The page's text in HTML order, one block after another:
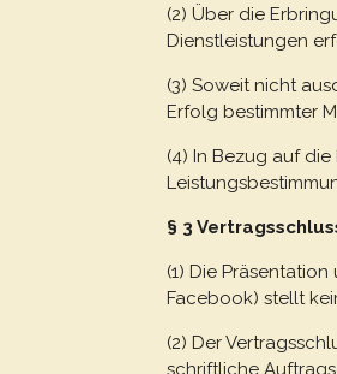
(2) Über die
Dienstleistungen
(3) Soweit nicht
Erfolg bestimmter
(4) In Bezug auf
§ 3
(1) Die
Facebook) stellt
(2) Der
schriftliche